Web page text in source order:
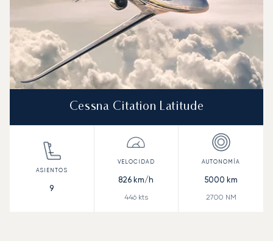
Cessna Citation Latitude
9
826 km/h
446kts
5000 km
2700 NM